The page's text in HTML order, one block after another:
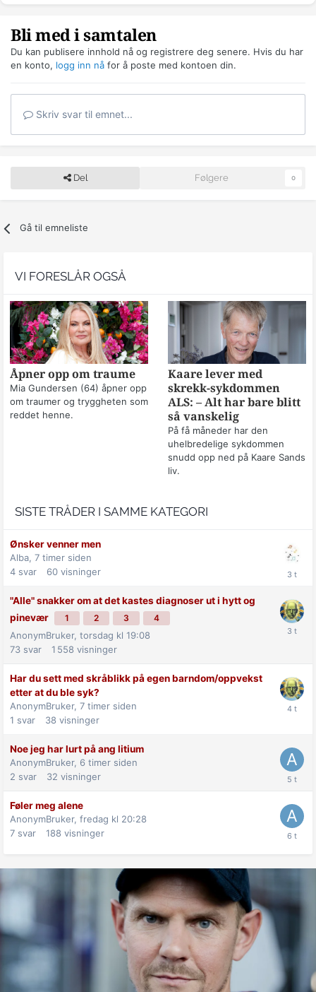
Bli med i samtalen
Du kan publisere innhold nå og registrere deg senere. Hvis du har
en konto, logg inn nå for å poste med kontoen din.
Skriv svar til emnet...
Del Følgere 0
Gå til emneliste
VI FORESLÅR OGSÅ
Åpner opp om traume
Mia Gundersen (64) åpner opp
om traumer og tryggheten som
reddet henne.
Kaare lever med
skrekk-sykdommen
ALS: – Alt har bare blitt
så vanskelig
På få måneder har den
uhelbredelige sykdommen
snudd opp ned på Kaare Sands
liv.
SISTE TRÅDER I SAMME KATEGORI
Ønsker venner men
Alba, 7 timer siden
4 svar 60 visninger
"Alle" snakker om at det kastes diagnoser ut i hytt og
pinevær
1 2 3 4
AnonymBruker, torsdag kl 19:08
73 svar 1 558 visninger
Har du sett med skråblikk på egen barndom/oppvekst
etter at du ble syk?
AnonymBruker, 7 timer siden
1 svar 38 visninger
Noe jeg har lurt på ang litium
AnonymBruker, 6 timer siden
2 svar 32 visninger
Føler meg alene
AnonymBruker, fredag kl 20:28
7 svar 188 visninger